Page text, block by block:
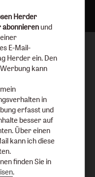
Herder
und
E-Mail-
Herder ein. Den
kann
in
erfasst und
besser auf
Über einen
kann ich diese
finden Sie in
.